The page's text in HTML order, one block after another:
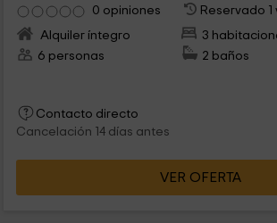
0 opiniones
Reservado 1
Alquiler íntegro
3
6 personas
2 baños
Contacto directo
Cancelación 14 días antes
VER OFERTA